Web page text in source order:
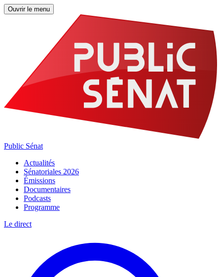
Ouvrir le menu
Public Sénat
Actualités
Sénatoriales 2026
Émissions
Documentaires
Podcasts
Programme
Le direct